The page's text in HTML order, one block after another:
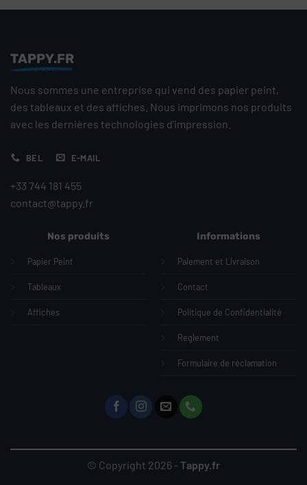
TAPPY.FR
Nous sommes une entreprise qui vend des papier peint,
des tableaux et des affiches. Nous imprimons nos produits
avec les dernières technologies d'impression.
BEL E-MAIL
+33 744 181 455
contact@tappy.fr
Nos produits
Papier Peint
Tableaux
Affiches
Informations
Paiement et Livraison
Contact
Politique de Confidentialité
Reglement
Formulaire de réclamation
© Copyright 2026 -Tappy.fr